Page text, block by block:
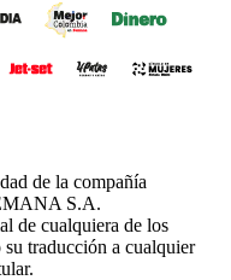
de la compañía
S.A.
de cualquiera de los
su traducción a cualquier